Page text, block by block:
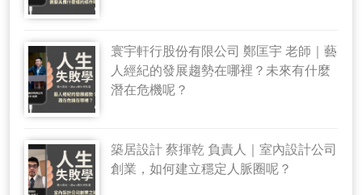
寰宇軒行股份有限公司 鄭匡宇 老師｜藝
人經紀的發展趨勢在哪裡？未來有什麼
潛在危機呢？
築居設計 蔡揮乾 負責人｜室內設計公司
創業，如何建立穩定人脈圈呢？